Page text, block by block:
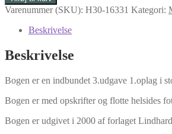
i
søde
af
Mette
antal
Varenummer (SKU): H30-16331 Kategori:
Beskrivelse
Beskrivelse
Bogen er en indbundet 3.udgave 1.oplag i
Bogen er med opskrifter og flotte helsides
Bogen er udgivet i 2000 af forlaget